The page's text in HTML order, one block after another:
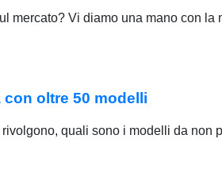
mercato? Vi diamo una mano con
con oltre 50 modelli
quali sono i modelli da non